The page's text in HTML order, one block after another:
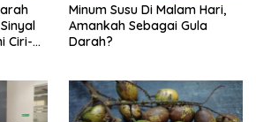
Ciri-
Minum Susu Di Malam Hari,
Amankah Sebagai Gula
Darah?